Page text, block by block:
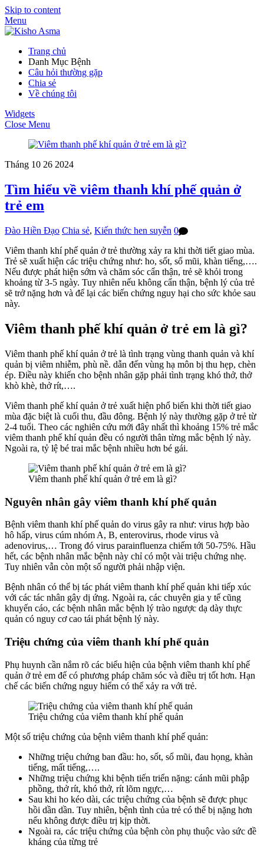
Skip to content
Menu
Trang chủ
Danh Mục Bệnh
Câu hỏi thường gặp
Chia sẻ
Về chúng tôi
Widgets
Close Menu
Tháng 10 26 2024
Tìm hiểu về viêm thanh khí phế quản ở
trẻ em
Đào Hiền Đạo Chia sẻ, Kiến thức hen suyễn 0
Viêm thanh khí phế quản ở trẻ thường xảy ra khi thời tiết giao mùa.
Trẻ sẽ xuất hiện các triệu chứng như: ho, sốt, sổ mũi, khàn tiếng,….
Nếu được phát hiện sớm và chăm sóc cẩn thận, trẻ sẽ khỏi trong
khoảng từ 3-5 ngày. Tuy nhiên nếu không cẩn thận, bệnh lý của trẻ
sẽ trở nặng hơn và để lại các biến chứng nguy hại cho sức khỏe sau
này.
Viêm thanh phế khí quản ở trẻ em là gì?
Viêm thanh phế khí quản ở trẻ là tình trạng vùng thanh quản và khí
quản bị viêm nhiễm, phù nề. dẫn đến vùng hạ môn bị thu hẹp, chèn
ép. Điều này khiến cho bệnh nhân gặp phải tình trạng khó thở, thở
khò khè, thở rít,….
Viêm thanh phế khí quản ở trẻ xuất hiện phổ biến khi thời tiết giao
mùa đặc biệt là cuối thu, đầu đông. Bệnh lý này thường gặp ở trẻ từ
2-4 tuổi. Theo các nghiên cứu mới đây nhất thì khoảng 15% trẻ mắc
viêm thanh phế khí quản đều có người thân từng mắc bệnh lý này.
Ngoài ra, tỷ lệ bé trai mắc bệnh nhiều hơn bé gái.
Viêm thanh phế khí quản ở trẻ em là gì?
Nguyên nhân gây viêm thanh khí phế quản
Bệnh viêm thanh khí phế quản do virus gây ra như: virus hợp bào
hô hấp, virus cúm nhóm A, B, enterovirus, rhode virus và
adenovirus,… Trong đó virus parainfluenza chiếm tới 50-75%. Hầu
hết, các bệnh nhân mắc bệnh này chỉ có một vài triệu chứng nhẹ.
Tuy nhiên vẫn còn một số người phải nhập viện.
Bệnh nhân có thể bị tác phát viêm thanh khí phế quản khi tiếp xúc
với các tác nhân gây dị ứng. Ngoài ra, các chuyên gia y tế cũng
khuyến cáo, các bệnh nhân mắc bệnh lý trào ngược dạ dày thực
quản có nguy cơ cao tái phát bệnh lý này.
Triệu chứng của viêm thanh khí phế quản
Phụ huynh cần nắm rõ các biểu hiện của bệnh viêm thanh khí phế
quản ở trẻ em để có phương pháp chăm sóc và điều trị tốt hơn. Hạn
chế các biến chứng nguy hiểm có thể xảy ra với trẻ.
Triệu chứng của viêm thanh khí phế quản
Một số triệu chứng của bệnh viêm thanh khí phế quản:
Những triệu chứng ban đầu: ho, sốt, sổ mũi, đau họng, khàn
tiếng, mất tiếng,….
Những triệu chứng khi bệnh tiến triển nặng: cánh mũi phập
phồng, thở rít, khó thở, rít lõm ngực,…
Sau khi ho kéo dài, các triệu chứng của bệnh sẽ được phục
hồi dần dần. Tuy nhiên, bệnh tình của trẻ có thể bị nặng hơn
nếu không được điều trị kịp thời.
Ngoài ra, các triệu chứng của bệnh còn phụ thuộc vào sức đề
kháng của từng trẻ